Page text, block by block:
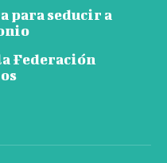
para seducir a
Federación